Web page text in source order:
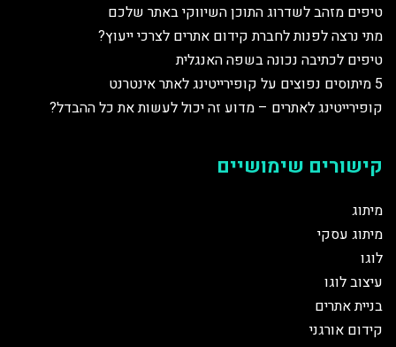
טיפים מזהב לשדרוג התוכן השיווקי באתר שלכם
מתי נרצה לפנות לחברת קידום אתרים לצרכי ייעוץ?
טיפים לכתיבה נכונה בשפה האנגלית
5 מיתוסים נפוצים על קופירייטינג לאתר אינטרנט
קופירייטינג לאתרים – מדוע זה יכול לעשות את כל ההבדל?
קישורים שימושיים
מיתוג
מיתוג עסקי
לוגו
עיצוב לוגו
בניית אתרים
קידום אורגני